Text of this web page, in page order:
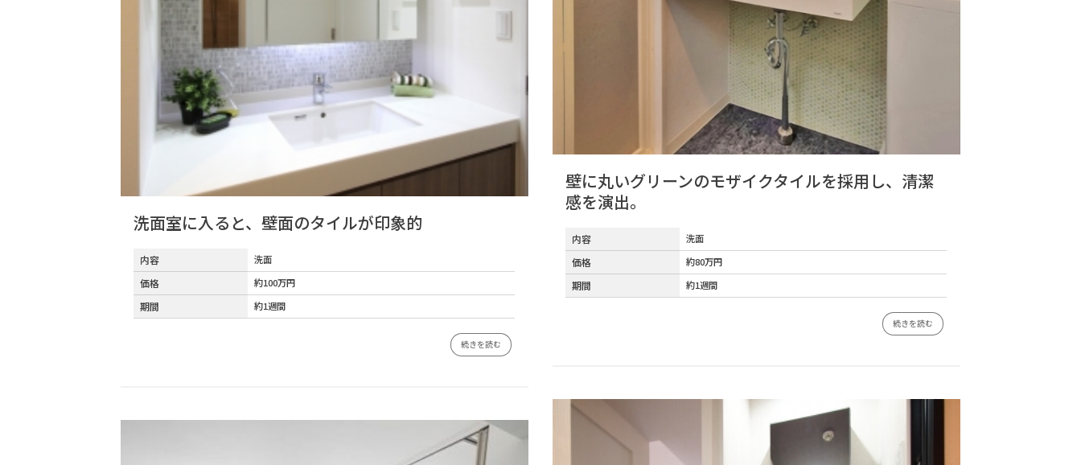
壁に丸いグリーンのモザイクタイルを採用し、清潔
感を演出。
内容 洗面
価格 約80万円
期間 約1週間
続きを読む
洗面室に入ると、壁面のタイルが印象的
内容 洗面
価格 約100万円
期間 約1週間
続きを読む